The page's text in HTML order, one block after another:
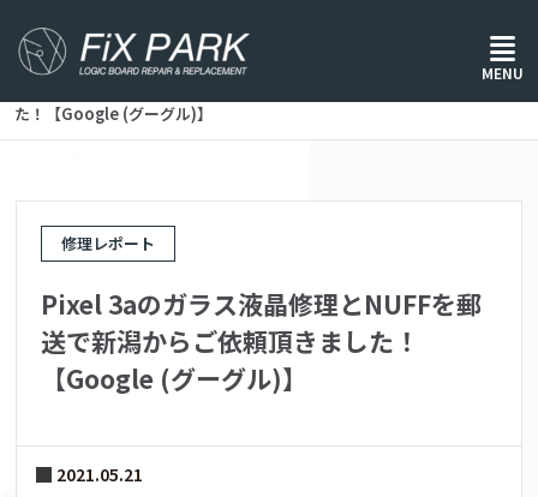
MENU
ホーム/ 修理レポート/
Pixel 3aのガラス液晶修理とNUFFを郵送で新潟からご依頼頂きまし
た！【Google (グーグル)】
修理レポート
Pixel 3aのガラス液晶修理とNUFFを郵
送で新潟からご依頼頂きました！
【Google (グーグル)】
2021.05.21